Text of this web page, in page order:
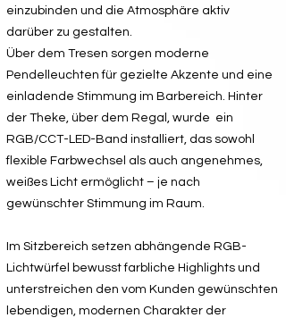
einzubinden und die Atmosphäre aktiv
darüber zu gestalten.
Über dem Tresen sorgen moderne
Pendelleuchten für gezielte Akzente und eine
einladende Stimmung im Barbereich. Hinter
der Theke, über dem Regal, wurde ein
RGB/CCT-LED-Band installiert, das sowohl
flexible Farbwechsel als auch angenehmes,
weißes Licht ermöglicht – je nach
gewünschter Stimmung im Raum.
Im Sitzbereich setzen abhängende RGB-
Lichtwürfel bewusst farbliche Highlights und
unterstreichen den vom Kunden gewünschten
lebendigen, modernen Charakter der